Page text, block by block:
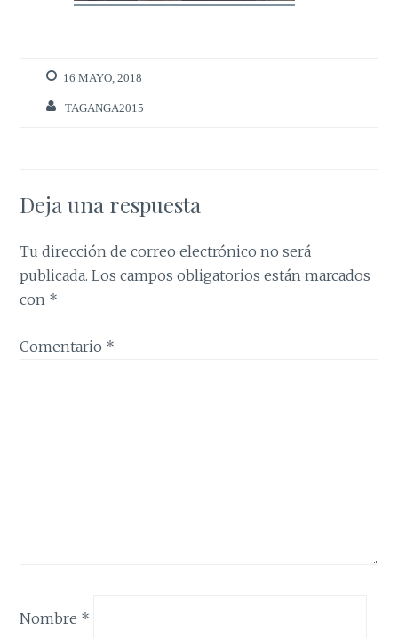
16 MAYO, 2018
TAGANGA2015
Deja una respuesta
Tu dirección de correo electrónico no será
publicada. Los campos obligatorios están marcados
con *
Comentario *
Nombre *